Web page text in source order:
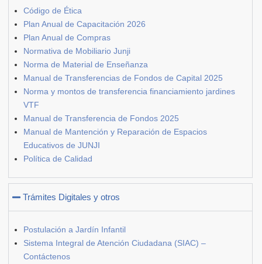
Código de Ética
Plan Anual de Capacitación 2026
Plan Anual de Compras
Normativa de Mobiliario Junji
Norma de Material de Enseñanza
Manual de Transferencias de Fondos de Capital 2025
Norma y montos de transferencia financiamiento jardines
VTF
Manual de Transferencia de Fondos 2025
Manual de Mantención y Reparación de Espacios
Educativos de JUNJI
Política de Calidad
Trámites Digitales y otros
Postulación a Jardín Infantil
Sistema Integral de Atención Ciudadana (SIAC) –
Contáctenos